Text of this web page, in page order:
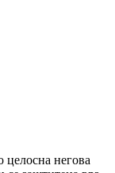
целосна негова